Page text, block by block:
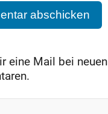
eine Mail bei neuen